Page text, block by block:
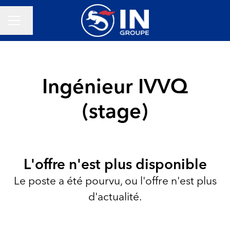
Changer la langue
Ingénieur IVVQ
(stage)
L'offre n'est plus disponible
Le poste a été pourvu, ou l'offre n'est plus
d'actualité.